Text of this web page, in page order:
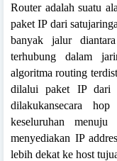
Router adalah suatu
paket IP dari
banyak jalur diantara
terhubung dalam
algoritma routing
dilalui paket IP dari
dilakukansecara
keseluruhan
menyediakan IP
lebih dekat ke host